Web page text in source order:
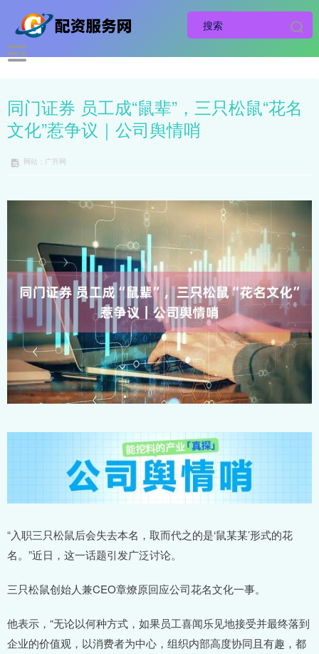
同门证券 员工成“鼠辈”，三只松鼠“花名
文化”惹争议｜公司舆情哨
网站：广升网
“入职三只松鼠后会失去本名，取而代之的是‘鼠某某’形式的花
名。”近日，这一话题引发广泛讨论。
三只松鼠创始人兼CEO章燎原回应公司花名文化一事。
他表示，“无论以何种方式，如果员工喜闻乐见地接受并最终落到
企业的价值观，以消费者为中心，组织内部高度协同且有趣，都